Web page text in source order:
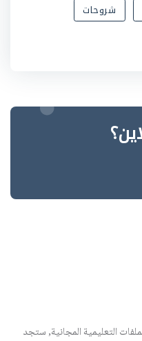
شروحات
التعليمية المجانية, ستجد